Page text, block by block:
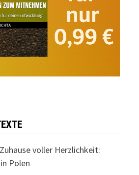
voller Herzlichkeit:
Polen